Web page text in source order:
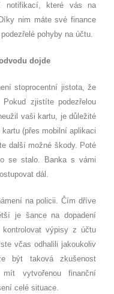
notifikací, které vás na
nim máte své finance
pohyby na účtu.
dojde
stoprocentní jistota, že
zjistíte podezřelou
vaši kartu, je důležité
(přes mobilní aplikaci
další možné škody. Poté
se stalo. Banka s vámi
dál.
na policii. Čím dříve
je šance na dopadení
kontrolovat výpisy z účtu
včas odhalili jakoukoliv
být taková zkušenost
vytvořenou finanční
celé situace.